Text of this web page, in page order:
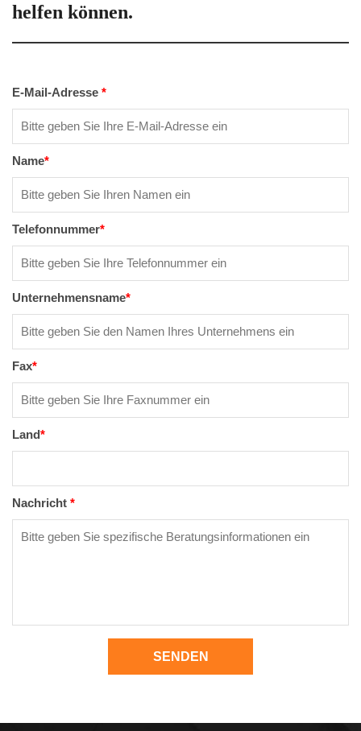
helfen können.
E-Mail-Adresse *
Name*
Telefonnummer*
Unternehmensname*
Fax*
Land*
Nachricht *
SENDEN